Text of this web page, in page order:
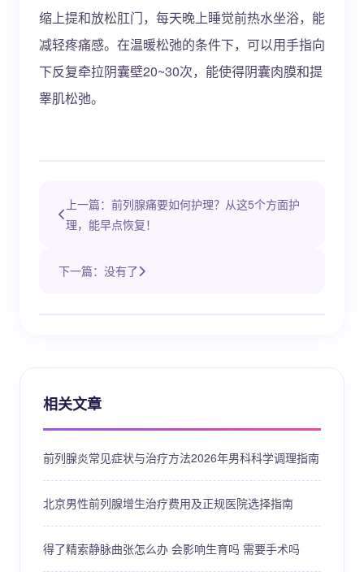
缩上提和放松肛门，每天晚上睡觉前热水坐浴，能
减轻疼痛感。在温暖松弛的条件下，可以用手指向
下反复牵拉阴囊壁20~30次，能使得阴囊肉膜和提
睾肌松弛。
上一篇：前列腺痛要如何护理？从这5个方面护
理，能早点恢复！
下一篇：没有了
相关文章
前列腺炎常见症状与治疗方法2026年男科科学调理指南
北京男性前列腺增生治疗费用及正规医院选择指南
得了精索静脉曲张怎么办 会影响生育吗 需要手术吗